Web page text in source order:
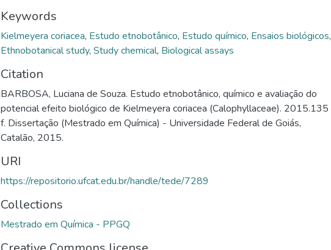
Keywords
Kielmeyera coriacea, Estudo etnobotânico, Estudo químico, Ensaios biológicos,
Ethnobotanical study, Study chemical, Biological assays
Citation
BARBOSA, Luciana de Souza. Estudo etnobotânico, químico e avaliação do
potencial efeito biológico de Kielmeyera coriacea (Calophyllaceae). 2015.135
f. Dissertação (Mestrado em Química) - Universidade Federal de Goiás,
Catalão, 2015.
URI
https://repositorio.ufcat.edu.br/handle/tede/7289
Collections
Mestrado em Química - PPGQ